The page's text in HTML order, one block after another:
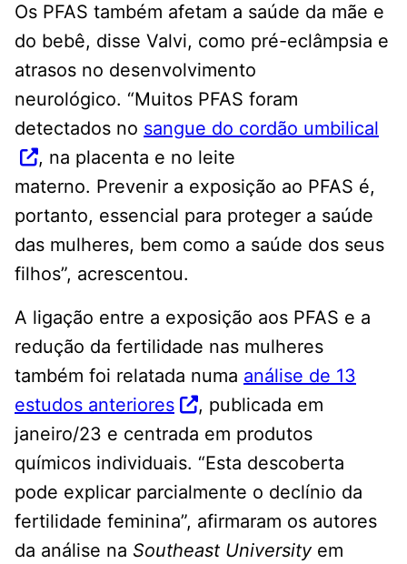
Os PFAS também afetam a saúde da mãe e
do bebê, disse Valvi, como pré-eclâmpsia e
atrasos no desenvolvimento
neurológico. “Muitos PFAS foram
detectados no sangue do cordão umbilical
, na placenta e no leite
materno. Prevenir a exposição ao PFAS é,
portanto, essencial para proteger a saúde
das mulheres, bem como a saúde dos seus
filhos”, acrescentou.
A ligação entre a exposição aos PFAS e a
redução da fertilidade nas mulheres
também foi relatada numa análise de 13
estudos anteriores
, publicada em
janeiro/23 e centrada em produtos
químicos individuais. “Esta descoberta
pode explicar parcialmente o declínio da
fertilidade feminina”, afirmaram os autores
da análise na Southeast Universityem